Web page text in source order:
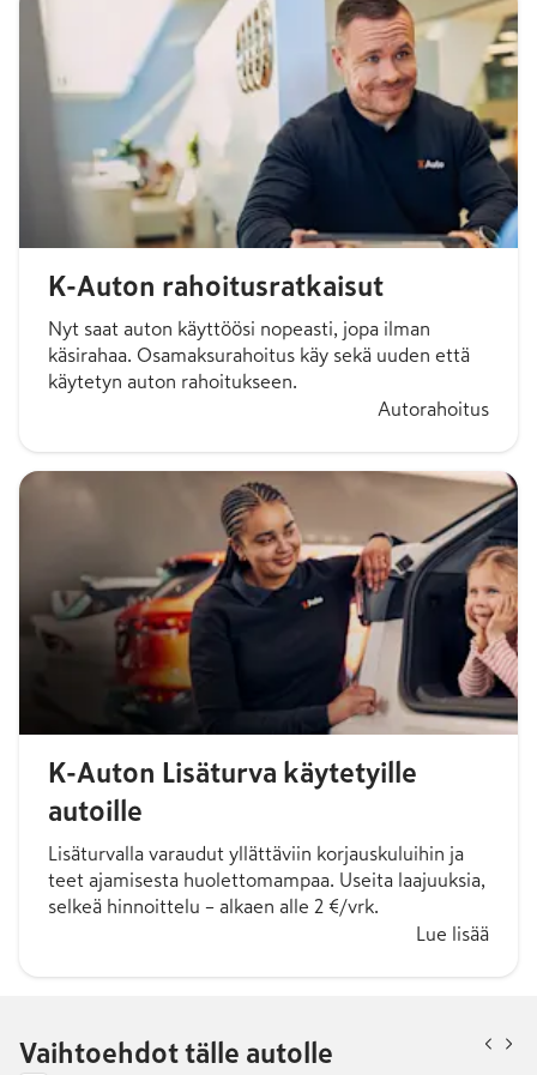
K-Auton rahoitusratkaisut
Nyt saat auton käyttöösi nopeasti, jopa ilman
käsirahaa. Osamaksurahoitus käy sekä uuden että
käytetyn auton rahoitukseen.
Autorahoitus
K-Auton Lisäturva käytetyille
autoille
Lisäturvalla varaudut yllättäviin korjauskuluihin ja
teet ajamisesta huolettomampaa. Useita laajuuksia,
selkeä hinnoittelu – alkaen alle 2 €/vrk.
Lue lisää
Vaihtoehdot tälle autolle